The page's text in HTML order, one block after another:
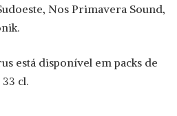
Nos Primavera Sound,
está disponível em packs de
cl.